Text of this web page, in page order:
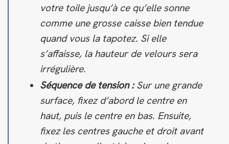
votre toile jusqu’à ce qu’elle sonne
comme une grosse caisse bien tendue
quand vous la tapotez. Si elle
s’affaisse, la hauteur de velours sera
irrégulière.
Séquence de tension :Sur une grande
surface, fixez d’abord le centre en
haut, puis le centre en bas. Ensuite,
fixez les centres gauche et droit avant